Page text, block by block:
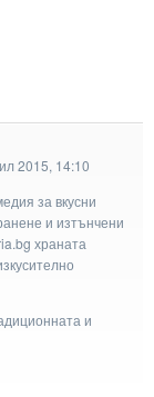
2015, 14:10
за вкусни
и изтънчени
храната
и